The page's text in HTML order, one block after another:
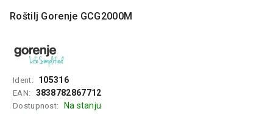
TELEFONI
KUĆNI
APARATI
NEGA
LICA I
TELA
Roštilj Gorenje GCG2000M
Ident: 105316
EAN: 3838782867712
Dostupnost: Na stanju